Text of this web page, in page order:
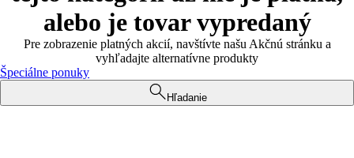
alebo je tovar vypredaný
Pre zobrazenie platných akcií, navštívte našu Akčnú stránku a
vyhľadajte alternatívne produkty
Špeciálne ponuky
Hľadanie